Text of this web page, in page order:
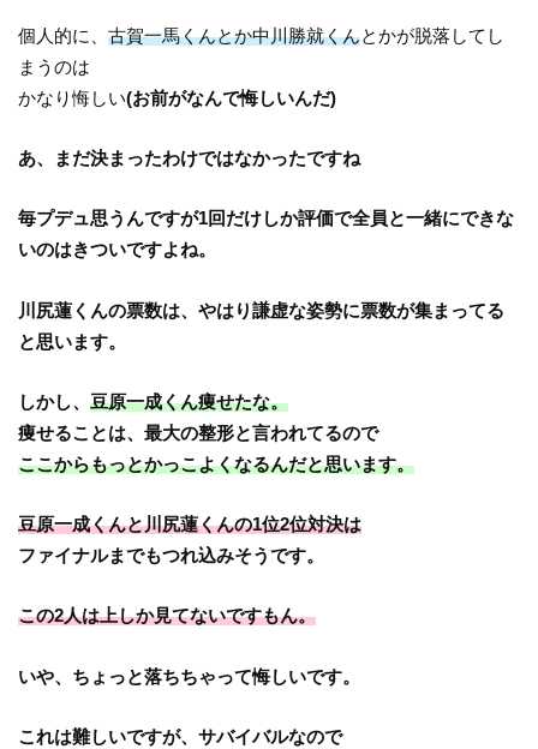
個人的に、古賀一馬くんとか中川勝就くんとかが脱落してし
まうのは
かなり悔しい(お前がなんで悔しいんだ)
あ、まだ決まったわけではなかったですね
毎プデュ思うんですが1回だけしか評価で全員と一緒にできな
いのはきついですよね。
川尻蓮くんの票数は、やはり謙虚な姿勢に票数が集まってる
と思います。
しかし、豆原一成くん痩せたな。
痩せることは、最大の整形と言われてるので
ここからもっとかっこよくなるんだと思います。
豆原一成くんと川尻蓮くんの1位2位対決は
ファイナルまでもつれ込みそうです。
この2人は上しか見てないですもん。
いや、ちょっと落ちちゃって悔しいです。
これは難しいですが、サバイバルなので